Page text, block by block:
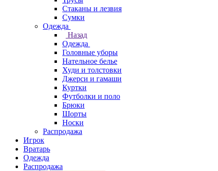
Стаканы и лезвия
Сумки
Одежда
Назад
Одежда
Головные уборы
Нательное белье
Худи и толстовки
Джерси и гамаши
Куртки
Футболки и поло
Брюки
Шорты
Носки
Распродажа
Игрок
Вратарь
Одежда
Распродажа